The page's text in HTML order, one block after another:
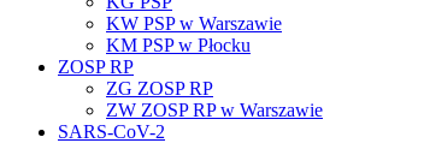
KW PSP w Warszawie
KM PSP w Płocku
ZOSP RP
ZG ZOSP RP
ZW ZOSP RP w Warszawie
SARS-CoV-2